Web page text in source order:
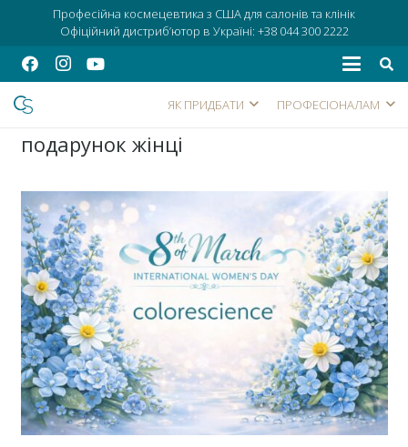
ЯК ПРИДБАТИ ПРОФЕСІОНАЛАМ
Професійна космецевтика з США для салонів та клінік
Офіційний дистриб’ютор в Україні: +38 044 300 2222
подарунок жінці